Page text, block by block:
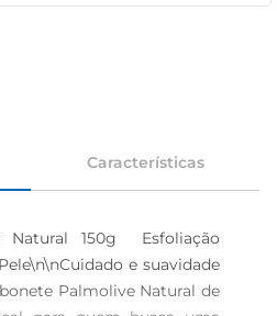
Características
Natural 150g  Esfoliação
e suavidade
Palmolive Natural de